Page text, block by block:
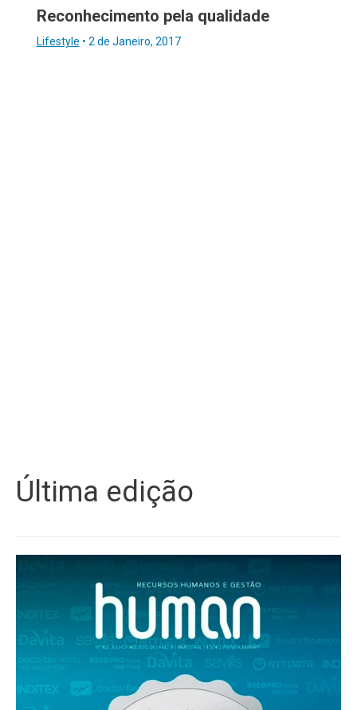
Reconhecimento pela qualidade
Lifestyle • 2 de Janeiro, 2017
Última edição